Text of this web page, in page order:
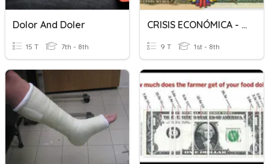
Dolor And Doler
15 T 7th - 8th
CRISIS ECONÓMICA - DOLARIZACIÓN
9 T 1st - 8th